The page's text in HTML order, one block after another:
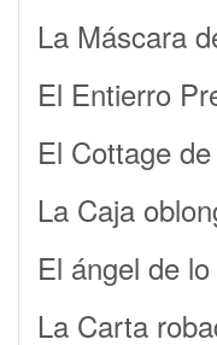
La Máscara
El Entierro
El Cottage
La Caja
El ángel de
La Carta